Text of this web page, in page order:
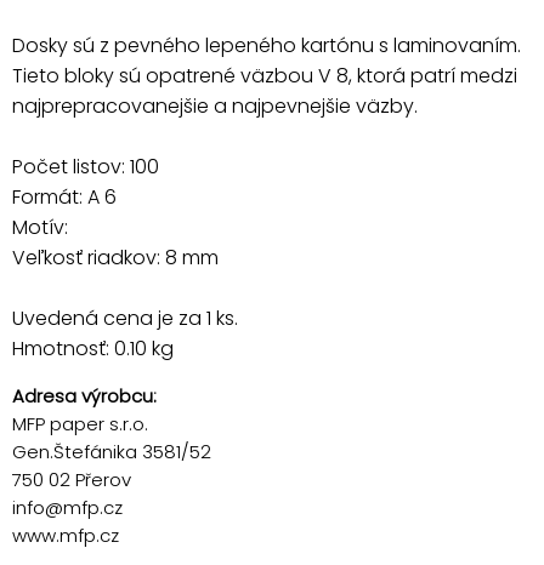
Dosky sú z pevného lepeného kartónu s laminovaním.
Tieto bloky sú opatrené väzbou V 8, ktorá patrí medzi
najprepracovanejšie a najpevnejšie väzby.
Počet listov: 100
Formát: A 6
Motív:
Veľkosť riadkov: 8 mm
Uvedená cena je za 1 ks.
Hmotnosť: 0.10 kg
Adresa výrobcu:
MFP paper s.r.o.
Gen.Štefánika 3581/52
750 02 Přerov
info@mfp.cz
www.mfp.cz